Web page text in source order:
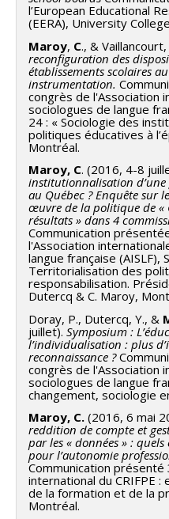
l’European Educational
(EERA), University
Maroy, C., &
reconfiguration des
établissements scolaires
instrumentation.
congrès de l'Association
sociologues de langue
24 : « Sociologie des
politiques éducatives à
Montréal.
Maroy, C. (2016, 4-8
institutionnalisation
au Québec ? Enquête sur
œuvre de la politique de «
résultats » dans 4
Communication
l'Association
langue française (AISLF),
Territorialisation des
responsabilisation.
Dutercq & C. Maroy,
Doray, P., Dutercq, Y., &
juillet). Symposium :
l’individualisation : plus
reconnaissance ?
congrès de l'Association
sociologues de langue
changement, sociologie
Maroy, C. (2016, 6 mai
reddition de compte et
par les « données » :
pour l’autonomie
Communication présenté
international du CRIFPE
de la formation et de la
Montréal.